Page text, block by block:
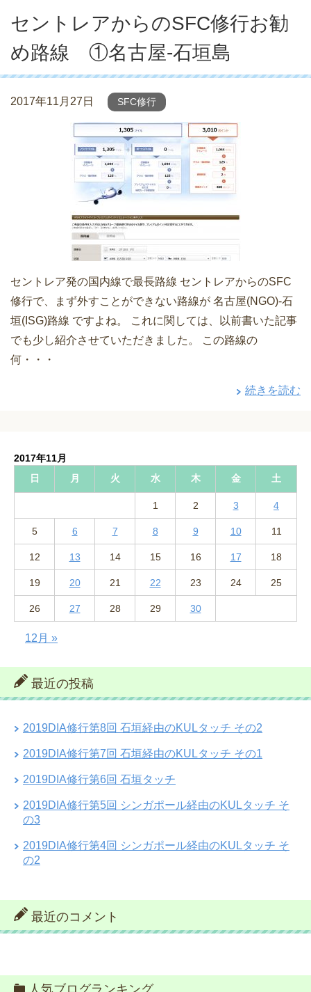
セントレアからのSFC修行お勧
め路線 ①名古屋-石垣島
2017年11月27日 SFC修行
セントレア発の国内線で最長路線 セントレアからのSFC
修行で、まず外すことができない路線が 名古屋(NGO)-石
垣(ISG)路線 ですよね。 これに関しては、以前書いた記事
でも少し紹介させていただきました。 この路線の
何・・・
続きを読む
2017年11月
日
月 火 水 木 金 土
1 2 3 4
5 6 7 8 9 10 11
12 13 14 15 16 17 18
19 20 21 22 23 24 25
26 27 28 29 30
12月 »
最近の投稿
2019DIA修行第8回 石垣経由のKULタッチ その2
2019DIA修行第7回 石垣経由のKULタッチ その1
2019DIA修行第6回 石垣タッチ
2019DIA修行第5回 シンガポール経由のKULタッチ そ
の3
2019DIA修行第4回 シンガポール経由のKULタッチ そ
の2
最近のコメント